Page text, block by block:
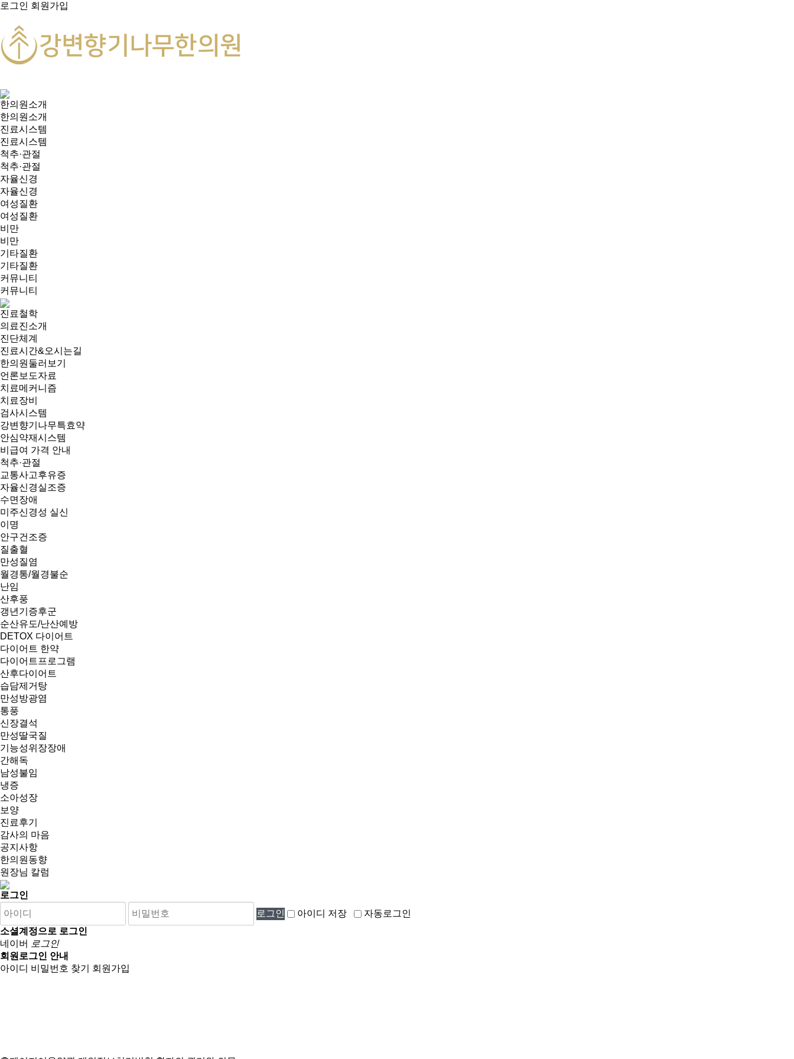
로그인 회원가입
한의원소개
한의원소개
진료시스템
진료시스템
척추·관절
척추·관절
자율신경
자율신경
여성질환
여성질환
비만
비만
기타질환
기타질환
커뮤니티
커뮤니티
진료철학
의료진소개
진단체계
진료시간&오시는길
한의원둘러보기
언론보도자료
치료메커니즘
치료장비
검사시스템
강변향기나무특효약
안심약재시스템
비급여 가격 안내
척추·관절
교통사고후유증
자율신경실조증
수면장애
미주신경성 실신
이명
안구건조증
질출혈
만성질염
월경통/월경불순
난임
산후풍
갱년기증후군
순산유도/난산예방
DETOX 다이어트
다이어트 한약
다이어트프로그램
산후다이어트
습담제거탕
만성방광염
통풍
신장결석
만성딸국질
기능성위장장애
간해독
남성불임
냉증
소아성장
보양
진료후기
감사의 마음
공지사항
한의원동향
원장님 칼럼
로그인
아이디 저장
자동로그인
소셜계정으로 로그인
네이버
로그인
회원로그인 안내
아이디 비밀번호 찾기
회원가입